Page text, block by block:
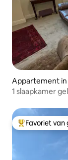
Appartement in
1 slaapkamer
Topfavoriet
Favoriet van